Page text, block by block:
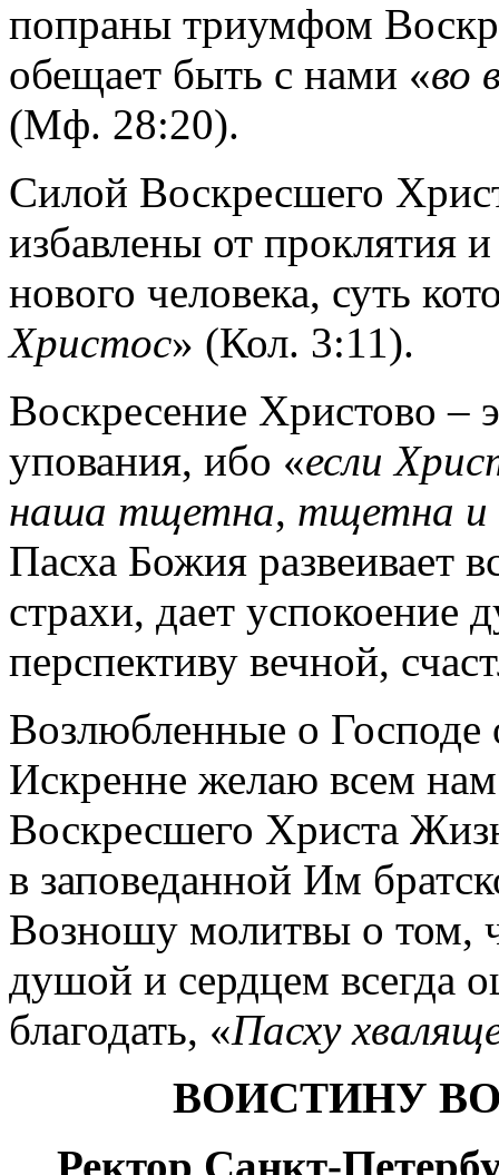
попраны триумфом
обещает быть с нами «во
(Мф. 28:20).
Силой Воскресшего
избавлены от проклятия и
нового человека, суть
Христос» (Кол. 3:11).
Воскресение Христово –
упования, ибо «если
наша тщетна, тщетна и
Пасха Божия развеивает
страхи, дает успокоение
перспективу вечной,
Возлюбленные о Господе
Искренне желаю всем
Воскресшего Христа
в заповеданной Им
Возношу молитвы о том,
душой и сердцем всегда
благодать, «Пасху
ВОИСТИНУ
Ректор Санкт-Петер